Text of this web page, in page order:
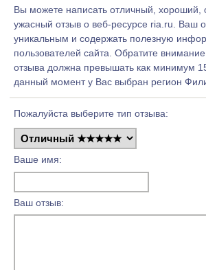
Вы можете написать отличный, хороший,
ужасный отзыв о веб-ресурсе ria.ru. Ваш
уникальным и содержать полезную
пользователей сайта. Обратите
отзыва должна превышать как минимум
данный момент у Вас выбран регион
Пожалуйста выберите тип отзыва:
Ваше имя:
Ваш отзыв: